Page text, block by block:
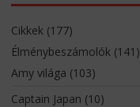
Cikkek(177)
Élménybeszámolók(141)
Amy világa (103)
Captain Japan (10)